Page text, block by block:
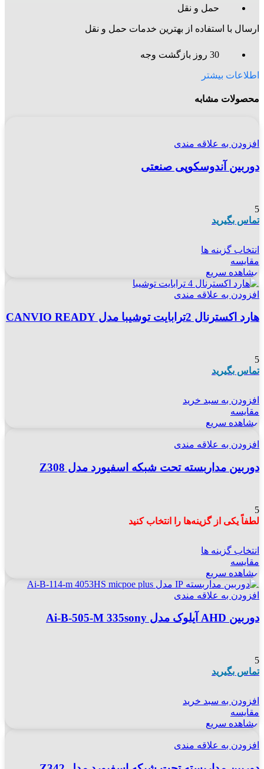
حمل و نقل
ارسال با استفاده از بهترین خدمات حمل و نقل
30 روز بازگشت وجه
اطلاعات بیشتر
محصولات مشابه
افزودن به علاقه مندی
دوربین آندوسکوپی صنعتی
5
تماس بگیرید
انتخاب گزینه ها
مقایسه
مشاهده سریع
افزودن به علاقه مندی
هارد اکسترنال 2ترابایت توشیبا مدل CANVIO READY
5
تماس بگیرید
افزودن به سبد خرید
مقایسه
مشاهده سریع
افزودن به علاقه مندی
دوربین مداربسته تحت شبکه اسفیورد مدل Z308
5
لطفاً یکی از گزینه‌ها را انتخاب کنید
انتخاب گزینه ها
مقایسه
مشاهده سریع
افزودن به علاقه مندی
دوربین AHD آیلوک مدل Ai-B-505-M 335sony
5
تماس بگیرید
افزودن به سبد خرید
مقایسه
مشاهده سریع
افزودن به علاقه مندی